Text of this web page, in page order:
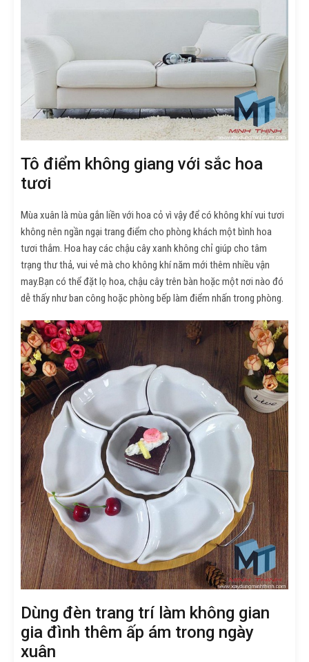
Tô điểm không giang với sắc hoa
tươi
Mùa xuân là mùa gắn liền với hoa cỏ vì vậy để có không khí vui tươi
không nên ngần ngại trang điểm cho phòng khách một bình hoa
tươi thắm. Hoa hay các chậu cây xanh không chỉ giúp cho tâm
trạng thư thả, vui vẻ mà cho không khí năm mới thêm nhiều vận
may.Bạn có thể đặt lọ hoa, chậu cây trên bàn hoặc một nơi nào đó
dễ thấy như ban công hoặc phòng bếp làm điểm nhấn trong phòng.
Dùng đèn trang trí làm không gian
gia đình thêm ấp ám trong ngày
xuân